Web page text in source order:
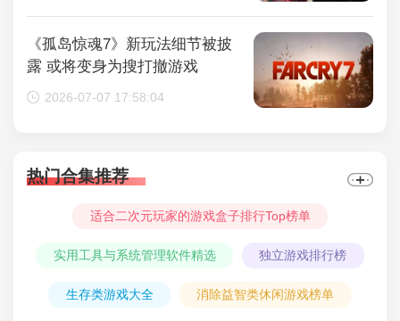
《孤岛惊魂7》新玩法细节被披
露 或将变身为搜打撤游戏
2026-07-07 17:58:04
热门合集推荐
适合二次元玩家的游戏盒子排行Top榜单
实用工具与系统管理软件精选 独立游戏排行榜
生存类游戏大全 消除益智类休闲游戏榜单